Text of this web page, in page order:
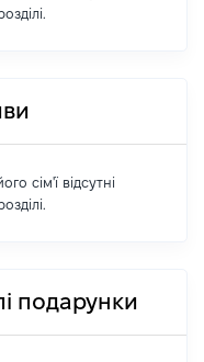
сім'ї відсутні
подарунки